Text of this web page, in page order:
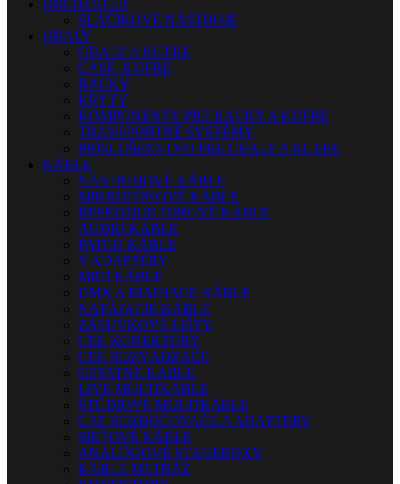
ORCHESTER
SLÁČIKOVÉ NÁSTROJE
OBALY
OBALY A KUFRE
CASE, KUFRE
RACKY
KRYTY
KOMPONENTY PRE RACKY A KUFRE
TRANSPORTNÉ SYSTÉMY
PRÍSLUŠENSTVO PRE OBALY A KUFRE
KÁBLE
NÁSTROJOVÉ KÁBLE
MIKROFÓNOVÉ KÁBLE
REPRODUKTOROVÉ KÁBLE
AUDIO KÁBLE
PATCH KÁBLE
Y ADAPTÉRY
MIDI KÁBLE
DMX A RIADIACE KÁBLE
NAPÁJACIE KÁBLE
ZÁSUVKOVÉ LIŠTY
CEE KONEKTORY
CEE ROZVÁDZAČE
OSTATNÉ KÁBLE
LIVE MULTIKÁBLE
ŠTÚDIOVÉ MULTIKÁBLE
CAT ROZBOČOVAČE A ADAPTÉRY
SIEŤOVÉ KÁBLE
ANALÓGOVÉ STAGEBOXY
KÁBLE METRÁŽ